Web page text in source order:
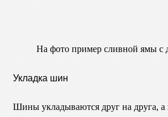
На фото пример сливной ямы с
Укладка шин
Шины укладываются друг на друга, а